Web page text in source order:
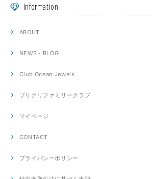
Information
ABOUT
NEWS・BLOG
Club Ocean Jewels
プリクリファミリークラブ
マイページ
CONTACT
プライバシーポリシー